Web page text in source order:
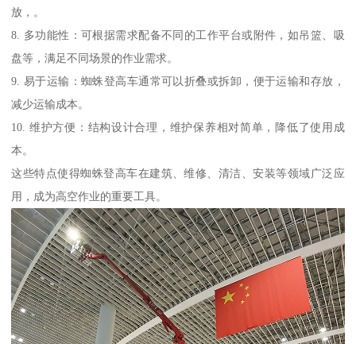
放，。
8. 多功能性：可根据需求配备不同的工作平台或附件，如吊篮、吸
盘等，满足不同场景的作业需求。
9. 易于运输：蜘蛛登高车通常可以折叠或拆卸，便于运输和存放，
减少运输成本。
10. 维护方便：结构设计合理，维护保养相对简单，降低了使用成
本。
这些特点使得蜘蛛登高车在建筑、维修、清洁、安装等领域广泛应
用，成为高空作业的重要工具。